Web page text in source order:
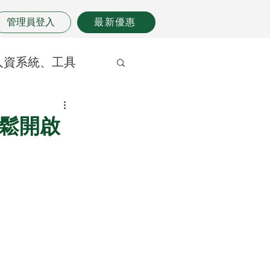
管理員登入 最新優惠
資系統、工具
開啟